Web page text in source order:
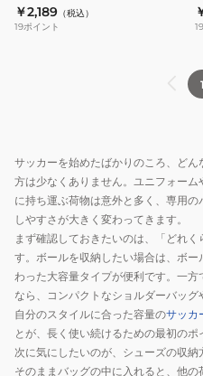
￥2,189 （税込）
19ポイント
19
1
サッカーを始めたばかりのころ、ど
方は少なくありません。ユニフォー
に持ち運ぶ荷物は意外と多く、専用
しやすさが大きく変わってきます。
まず確認しておきたいのは、「どれ
す。ボールを収納したい場合は、ボ
わった大容量タイプが便利です。一
なら、コンパクトなショルダーバッグ
自分のスタイルに合った容量のサッカ
とが、長く使い続けるための最初のポ
次に気にしたいのが、シューズの収
そのままバッグの中に入れると、他